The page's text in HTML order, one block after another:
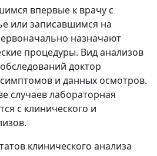
впервые к врачу с
или записавшимся на
назначают
процедуры. Вид анализов
доктор
и данных осмотров.
случаев лабораторная
с клинического и
клинического анализа